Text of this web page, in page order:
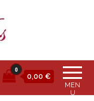
MEN
U
0
0,00 €